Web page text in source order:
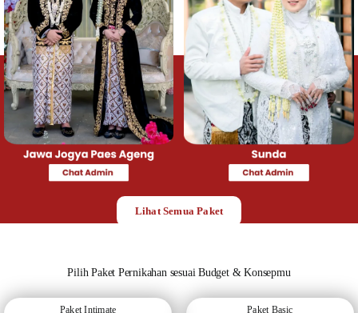
Lihat Semua Paket
Pilih Paket Pernikahan sesuai Budget & Konsepmu
Paket Intimate Paket Basic